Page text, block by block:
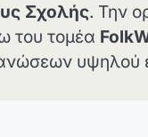
Σχολής. Την
του τομέα